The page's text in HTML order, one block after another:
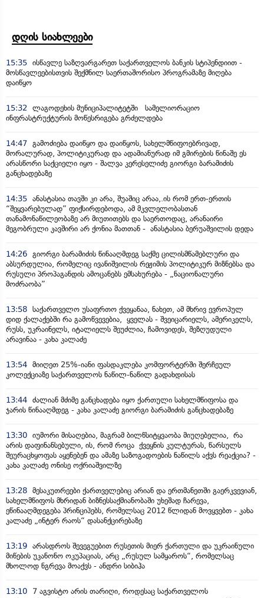
დღის სიახლეები
15:35 ისწავლე საზღვარგარეთ საქართველოს ბანკის სტიპენდიით -
მოსწავლეებისთვის შექმნილ საერთაშორისო პროგრამაზე მიღება
დაიწყო
15:32
ლაგოდეხის მუნიციპალიტეტში სამელიორაციო
ინფრასტრუქტურის მოწესრიგება გრძელდება
14:47 გამოძიება დაიწყო და დაიწყოს, სახელმწიფოებრივად,
მორალურად, პოლიტიკურად და ადამიანურად იმ გმირების წინაშე ეს
არასწორი საქციელი იყო - შალვა კერესელიძე გიორგი ბარამიძის
განცხადებაზე
14:35 ანასტასია თავში კი არა, შუაშიც არაა,.ის რომ ერთ-ერთის
“შეყვარებულად” ფიქსირდებოდა, ამ მკვლელობასთან
თანამონაწილეობაზე არ მიუთითებს და საერთოდაც, არანაირი
მეგობრული კავშირი არ ქონია მათთან - ანასტასია ბერუაშვილის დედა
14:26 გიორგი ბარამიძის წინააღმდეგ საქმე ცილისმწამებლური და
აბსურდულია, რომელიც ივანიშვილის რეჟიმის პოლიტიკურ მიზნებსა და
რუსული პროპაგანდის ამოცანებს ემსახურება - „ნაციონალური
მოძრაობა”
13:58 საქართველო უსაფრთო ქვეყანაა, ნახეთ, ამ მხრივ ევროპულ
დიდ ქალაქებში რა გამოწვევებია, ყველას - შვეიცარიელს, ამერიკელს,
რუსს, უკრაინელს, იტალიელს შეუძლია, ჩამოვიდეს, შეზღუდული
არავინაა - კახა კალაძე
13:54 მიიღეთ 25%-იანი ფასდაკლება კომფორტერში შერჩეულ
კოლექციაზე საქართველოს ნაწილ-ნაწილ გადახდისას
13:44 ძალიან მძიმე განცხადება იყო ქართული სახელმწიფოსა და
ჯარის წინააღმდეგ - კახა კალაძე გიორგი ბარამიძის განცხადებაზე
13:30 იუმორი მისაღებია, მაგრამ ბილწსიტყვაობა მიუღებელია, რა
არის დაფინანსებული, ის, რომ როცა ქვეყნის კულტურას, წარსულს
შეურაცხყოფას აყენებენ და ამაზე საზოგადოების ნაწილს აქვს რეაქცია? -
კახა კალაძე ონისე ოქრიაშვილზე
13:28 მესაკუთრეები ქართველებიც არიან და ერთმანეთში გაერკვევიან,
სახელმწიფოს მხრიდან ბიზნესსაქმიანობაში უხეშად ჩარევა,
ეწინააღმდეგება პრინციპებს, რომელსაც 2012 წლიდან მოვყვებთ - კახა
კალაძე „ინტერ რაოს“ დასანქცირებაზე
13:19 არასდროს შევეგუებით რუსეთის მიერ ქართული და უკრაინული
მიწების უკანონო ოკუპაციას, არც „რუსულ სამყაროს“, რომელსაც
მხოლოდ ნგრევა მოაქვს - ანდრი სიბიჰა
13:10
7 აგვისტო არის თარიღი, როდესაც საქართველოს